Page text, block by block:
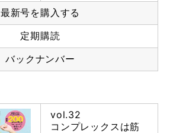
最新号を購入する
定期購読
バックナンバー
vol.32
コンプレックスは筋